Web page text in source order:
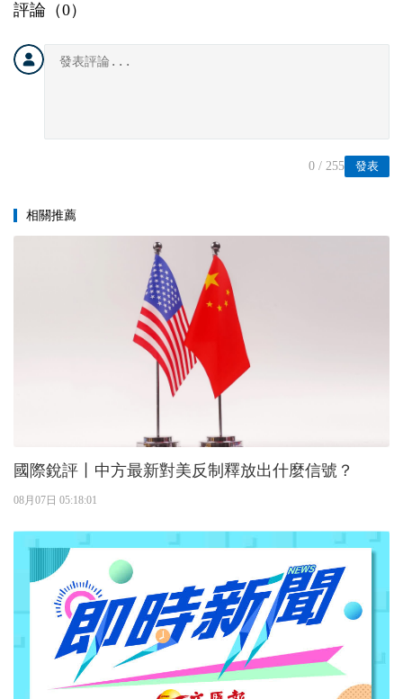
評論（0）
發表
0 / 255
相關推薦
國際銳評丨中方最新對美反制釋放出什麼信號？
08月07日 05:18:01